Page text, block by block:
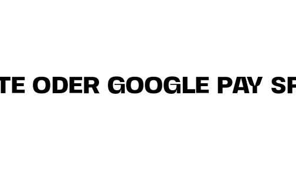
ODER GOOGLE PAY